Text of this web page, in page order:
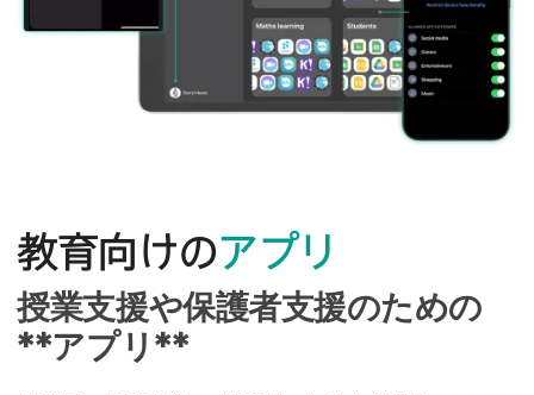
教育向けのアプリ
授業支援や​保護者支援の​ための​
**アプリ**